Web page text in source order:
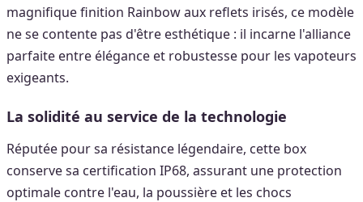
magnifique finition Rainbow aux reflets irisés, ce modèle
ne se contente pas d'être esthétique : il incarne l'alliance
parfaite entre élégance et robustesse pour les vapoteurs
exigeants.
La solidité au service de la technologie
Réputée pour sa résistance légendaire, cette box
conserve sa certification IP68, assurant une protection
optimale contre l'eau, la poussière et les chocs